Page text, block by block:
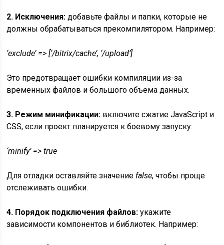
2. Исключения: добавьте файлы и папки, которые не
должны обрабатываться прекомпилятором. Например:
‘exclude’ => [‘/bitrix/cache’, ‘/upload’]
Это предотвращает ошибки компиляции из-за
временных файлов и большого объема данных.
3. Режим минификации: включите сжатие JavaScript и
CSS, если проект планируется к боевому запуску:
‘minify’ => true
Для отладки оставляйте значение false, чтобы проще
отслеживать ошибки.
4. Порядок подключения файлов: укажите
зависимости компонентов и библиотек. Например: